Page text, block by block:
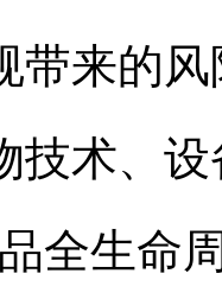
带来的
技术、
全生命